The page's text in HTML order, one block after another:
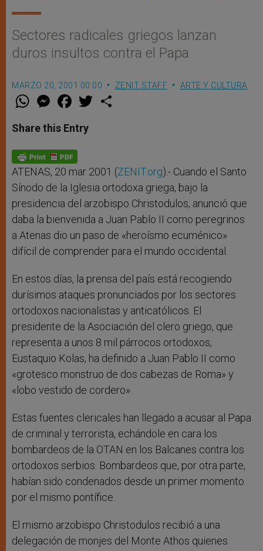
Sectores radicales griegos lanzan
duros insultos contra el Papa
MARZO 20, 2001 00:00 ZENIT STAFF ARTE Y CULTURA
W
t
s
p
p
M
e
s
e
g
e
r
F
a
e
b
o
k
w
Share this Entry
ATENAS, 20 mar 2001 (ZENIT.org).- Cuando el Santo
Sínodo de la Iglesia ortodoxa griega, bajo la
presidencia del arzobispo Christodulos, anunció que
daba la bienvenida a Juan Pablo II como peregrinos
a Atenas dio un paso de «heroísmo ecuménico»
difícil de comprender para el mundo occidental.
En estos días, la prensa del país está recogiendo
durísimos ataques pronunciados por los sectores
ortodoxos nacionalistas y anticatólicos. El
presidente de la Asociación del clero griego, que
representa a unos 8 mil párrocos ortodoxos,
Eustaquio Kolas, ha definido a Juan Pablo II como
«grotesco monstruo de dos cabezas de Roma» y
«lobo vestido de cordero».
Estas fuentes clericales han llegado a acusar al Papa
de criminal y terrorista, echándole en cara los
bombardeos de la OTAN en los Balcanes contra los
ortodoxos serbios. Bombardeos que, por otra parte,
habían sido condenados desde un primer momento
por el mismo pontífice.
El mismo arzobispo Christodulos recibió a una
delegación de monjes del Monte Athos quienes